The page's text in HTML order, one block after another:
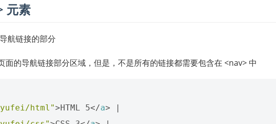
元素
航链接的部分
面的导航链接部分区域，但是，不是所有的链接都需要包含在 <nav> 中
html">HTML 5</a> |